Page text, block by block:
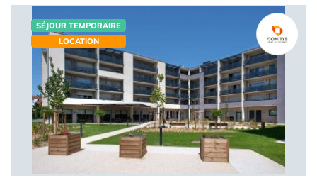
SÉJOUR TEMPORAIRE
LOCATION